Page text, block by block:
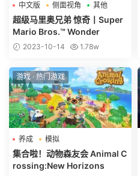
中文版 侧面视角 其他
超级马里奥兄弟 惊奇丨Super
Mario Bros.™ Wonder
2023-10-14 1.78w
游戏 · 热门游戏
养成 模拟
集合啦！动物森友会 Animal C
rossing:New Horizons